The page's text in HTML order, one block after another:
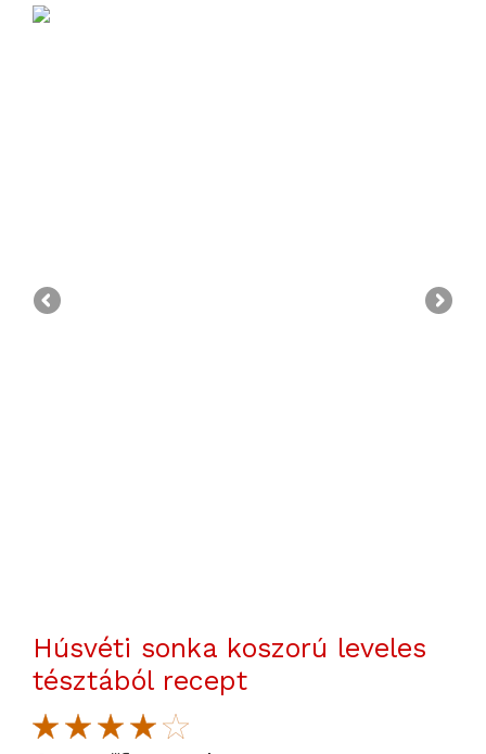
Húsvéti sonka koszorú leveles
tésztából recept